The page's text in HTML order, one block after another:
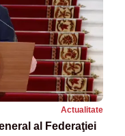
Actualitate
al Federaţiei